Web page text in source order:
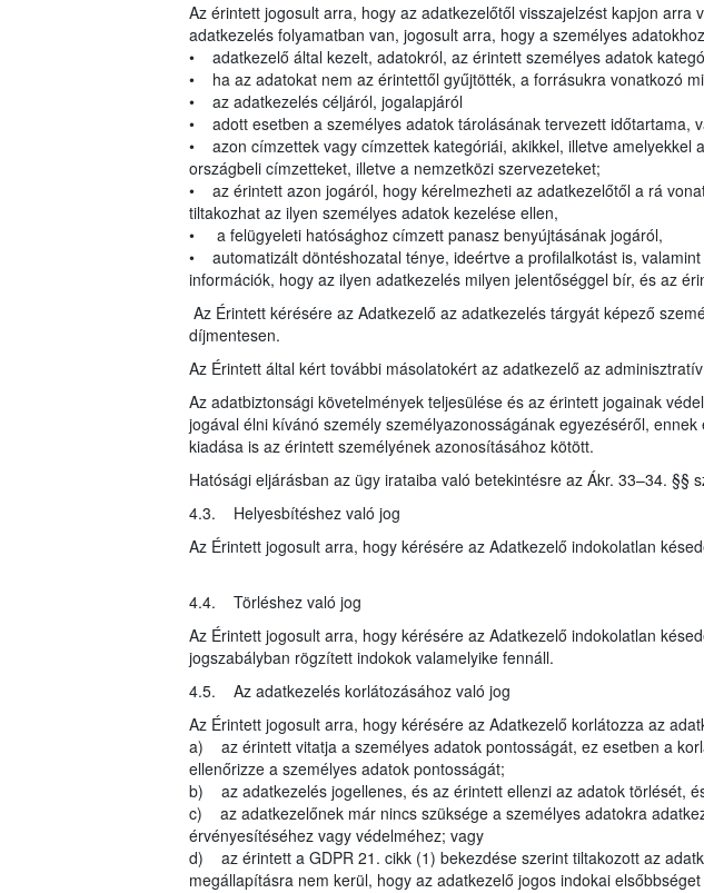
Az érintett jogosult arra, hogy az adatkezelőtől visszajelzést kapjon
adatkezelés folyamatban van, jogosult arra, hogy a személyes
• adatkezelő által kezelt, adatokról, az érintett személyes adatok
• ha az adatokat nem az érintettől gyűjtötték, a forrásukra vonatkozó
• az adatkezelés céljáról, jogalapjáról
• adott esetben a személyes adatok tárolásának tervezett időtartama,
• azon címzettek vagy címzettek kategóriái, akikkel, illetve amelyekkel
országbeli címzetteket, illetve a nemzetközi szervezeteket;
• az érintett azon jogáról, hogy kérelmezheti az adatkezelőtől a rá
tiltakozhat az ilyen személyes adatok kezelése ellen,
• a felügyeleti hatósághoz címzett panasz benyújtásának jogáról,
• automatizált döntéshozatal ténye, ideértve a profilalkotást is,
információk, hogy az ilyen adatkezelés milyen jelentőséggel bír, és az
Az Érintett kérésére az Adatkezelő az adatkezelés tárgyát képező
díjmentesen.
Az Érintett által kért további másolatokért az adatkezelő az
Az adatbiztonsági követelmények teljesülése és az érintett jogainak
jogával élni kívánó személy személyazonosságának egyezéséről,
kiadása is az érintett személyének azonosításához kötött.
Hatósági eljárásban az ügy irataiba való betekintésre az Ákr. 33–34. §§
4.3. Helyesbítéshez való jog
Az Érintett jogosult arra, hogy kérésére az Adatkezelő indokolatlan
4.4. Törléshez való jog
Az Érintett jogosult arra, hogy kérésére az Adatkezelő indokolatlan
jogszabályban rögzített indokok valamelyike fennáll.
4.5. Az adatkezelés korlátozásához való jog
Az Érintett jogosult arra, hogy kérésére az Adatkezelő korlátozza az
a) az érintett vitatja a személyes adatok pontosságát, ez esetben a
ellenőrizze a személyes adatok pontosságát;
b) az adatkezelés jogellenes, és az érintett ellenzi az adatok törlését,
c) az adatkezelőnek már nincs szüksége a személyes adatokra
érvényesítéséhez vagy védelméhez; vagy
d) az érintett a GDPR 21. cikk (1) bekezdése szerint tiltakozott az
megállapításra nem kerül, hogy az adatkezelő jogos indokai